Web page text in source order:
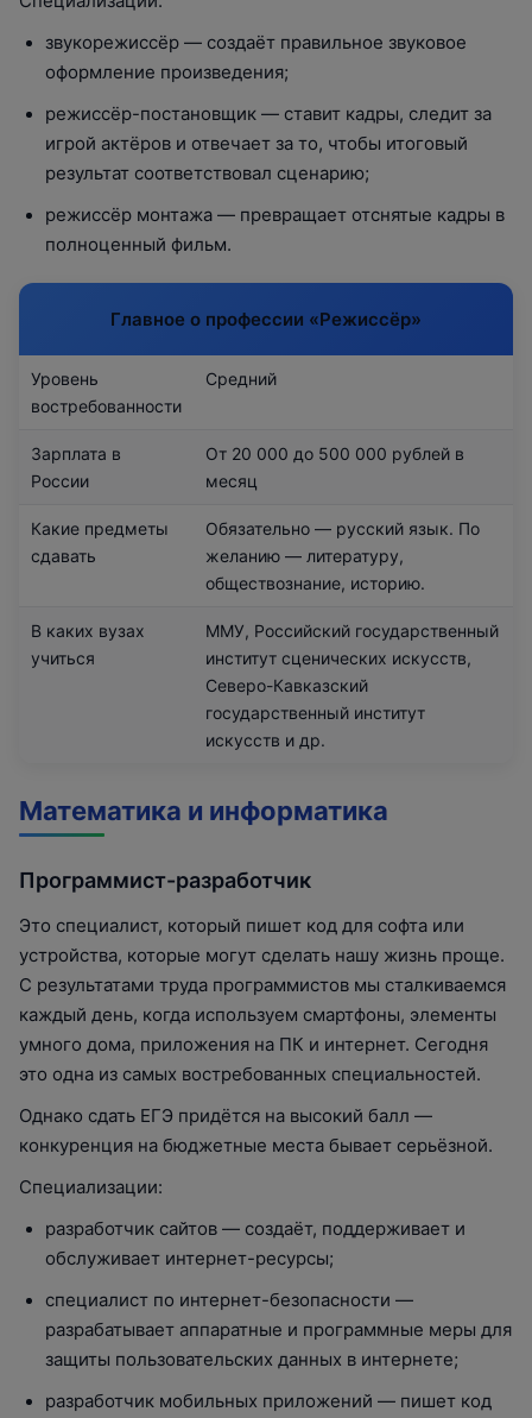
звукорежиссёр — создаёт правильное звуковое
оформление произведения;
режиссёр-постановщик — ставит кадры, следит за
игрой актёров и отвечает за то, чтобы итоговый
результат соответствовал сценарию;
режиссёр монтажа — превращает отснятые кадры в
полноценный фильм.
Главное о профессии «‎Режиссёр»
Уровень
востребованности
Средний
Зарплата в
России
От 20 000 до 500 000 рублей в
месяц
Какие предметы
сдавать
Обязательно — русский язык. По
желанию — литературу,
обществознание, историю.
В каких вузах
учиться
ММУ, Российский государственный
институт сценических искусств,
Северо-Кавказский
государственный институт
искусств и др.
Математика и информатика
Программист-разработчик
Это специалист, который пишет код для софта или
устройства, которые могут сделать нашу жизнь проще.
С результатами труда программистов мы сталкиваемся
каждый день, когда используем смартфоны, элементы
умного дома, приложения на ПК и интернет. Сегодня
это одна из самых востребованных специальностей.
Однако сдать ЕГЭ придётся на высокий балл —
конкуренция на бюджетные места бывает серьёзной.
Специализации:
разработчик сайтов — создаёт, поддерживает и
обслуживает интернет-ресурсы;
специалист по интернет-безопасности —
разрабатывает аппаратные и программные меры для
защиты пользовательских данных в интернете;
разработчик мобильных приложений — пишет код